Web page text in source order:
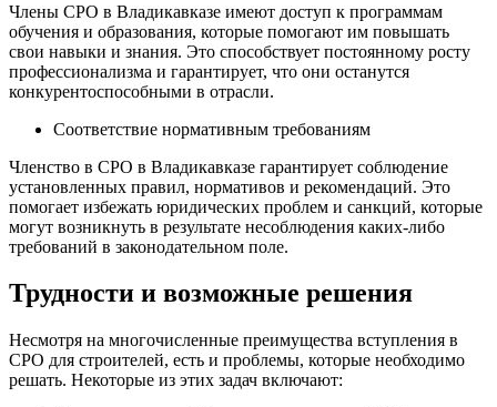
Члены СРО в Владикавказе имеют доступ к программам
обучения и образования, которые помогают им повышать
свои навыки и знания. Это способствует постоянному росту
профессионализма и гарантирует, что они останутся
конкурентоспособными в отрасли.
Соответствие нормативным требованиям
Членство в СРО в Владикавказе гарантирует соблюдение
установленных правил, нормативов и рекомендаций. Это
помогает избежать юридических проблем и санкций, которые
могут возникнуть в результате несоблюдения каких-либо
требований в законодательном поле.
Трудности и возможные решения
Несмотря на многочисленные преимущества вступления в
СРО для строителей, есть и проблемы, которые необходимо
решать. Некоторые из этих задач включают: